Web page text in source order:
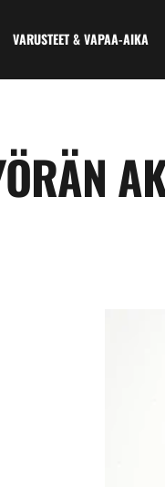
VARUSTEET & VAPAA-AIKA